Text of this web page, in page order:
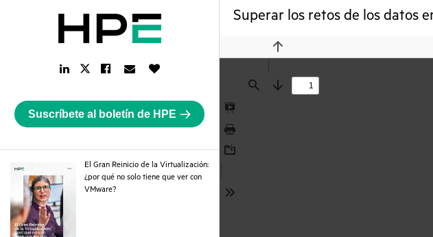
Find
Previous
Next
Presentation
Mode
Print
Superar los retos de los datos
LinkedIn
Link
TwitterFacebook
Link
Email
Link
Suscríbete al boletín de HPE
El Gran Reinicio de la Virtualización:
¿por qué no solo tiene que ver con
VMware?pdf